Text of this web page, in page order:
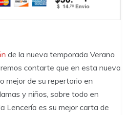
de la nueva temporada Verano
contarte que en esta nueva
mejor de su repertorio en
y niños, sobre todo en
Lencería es su mejor carta de